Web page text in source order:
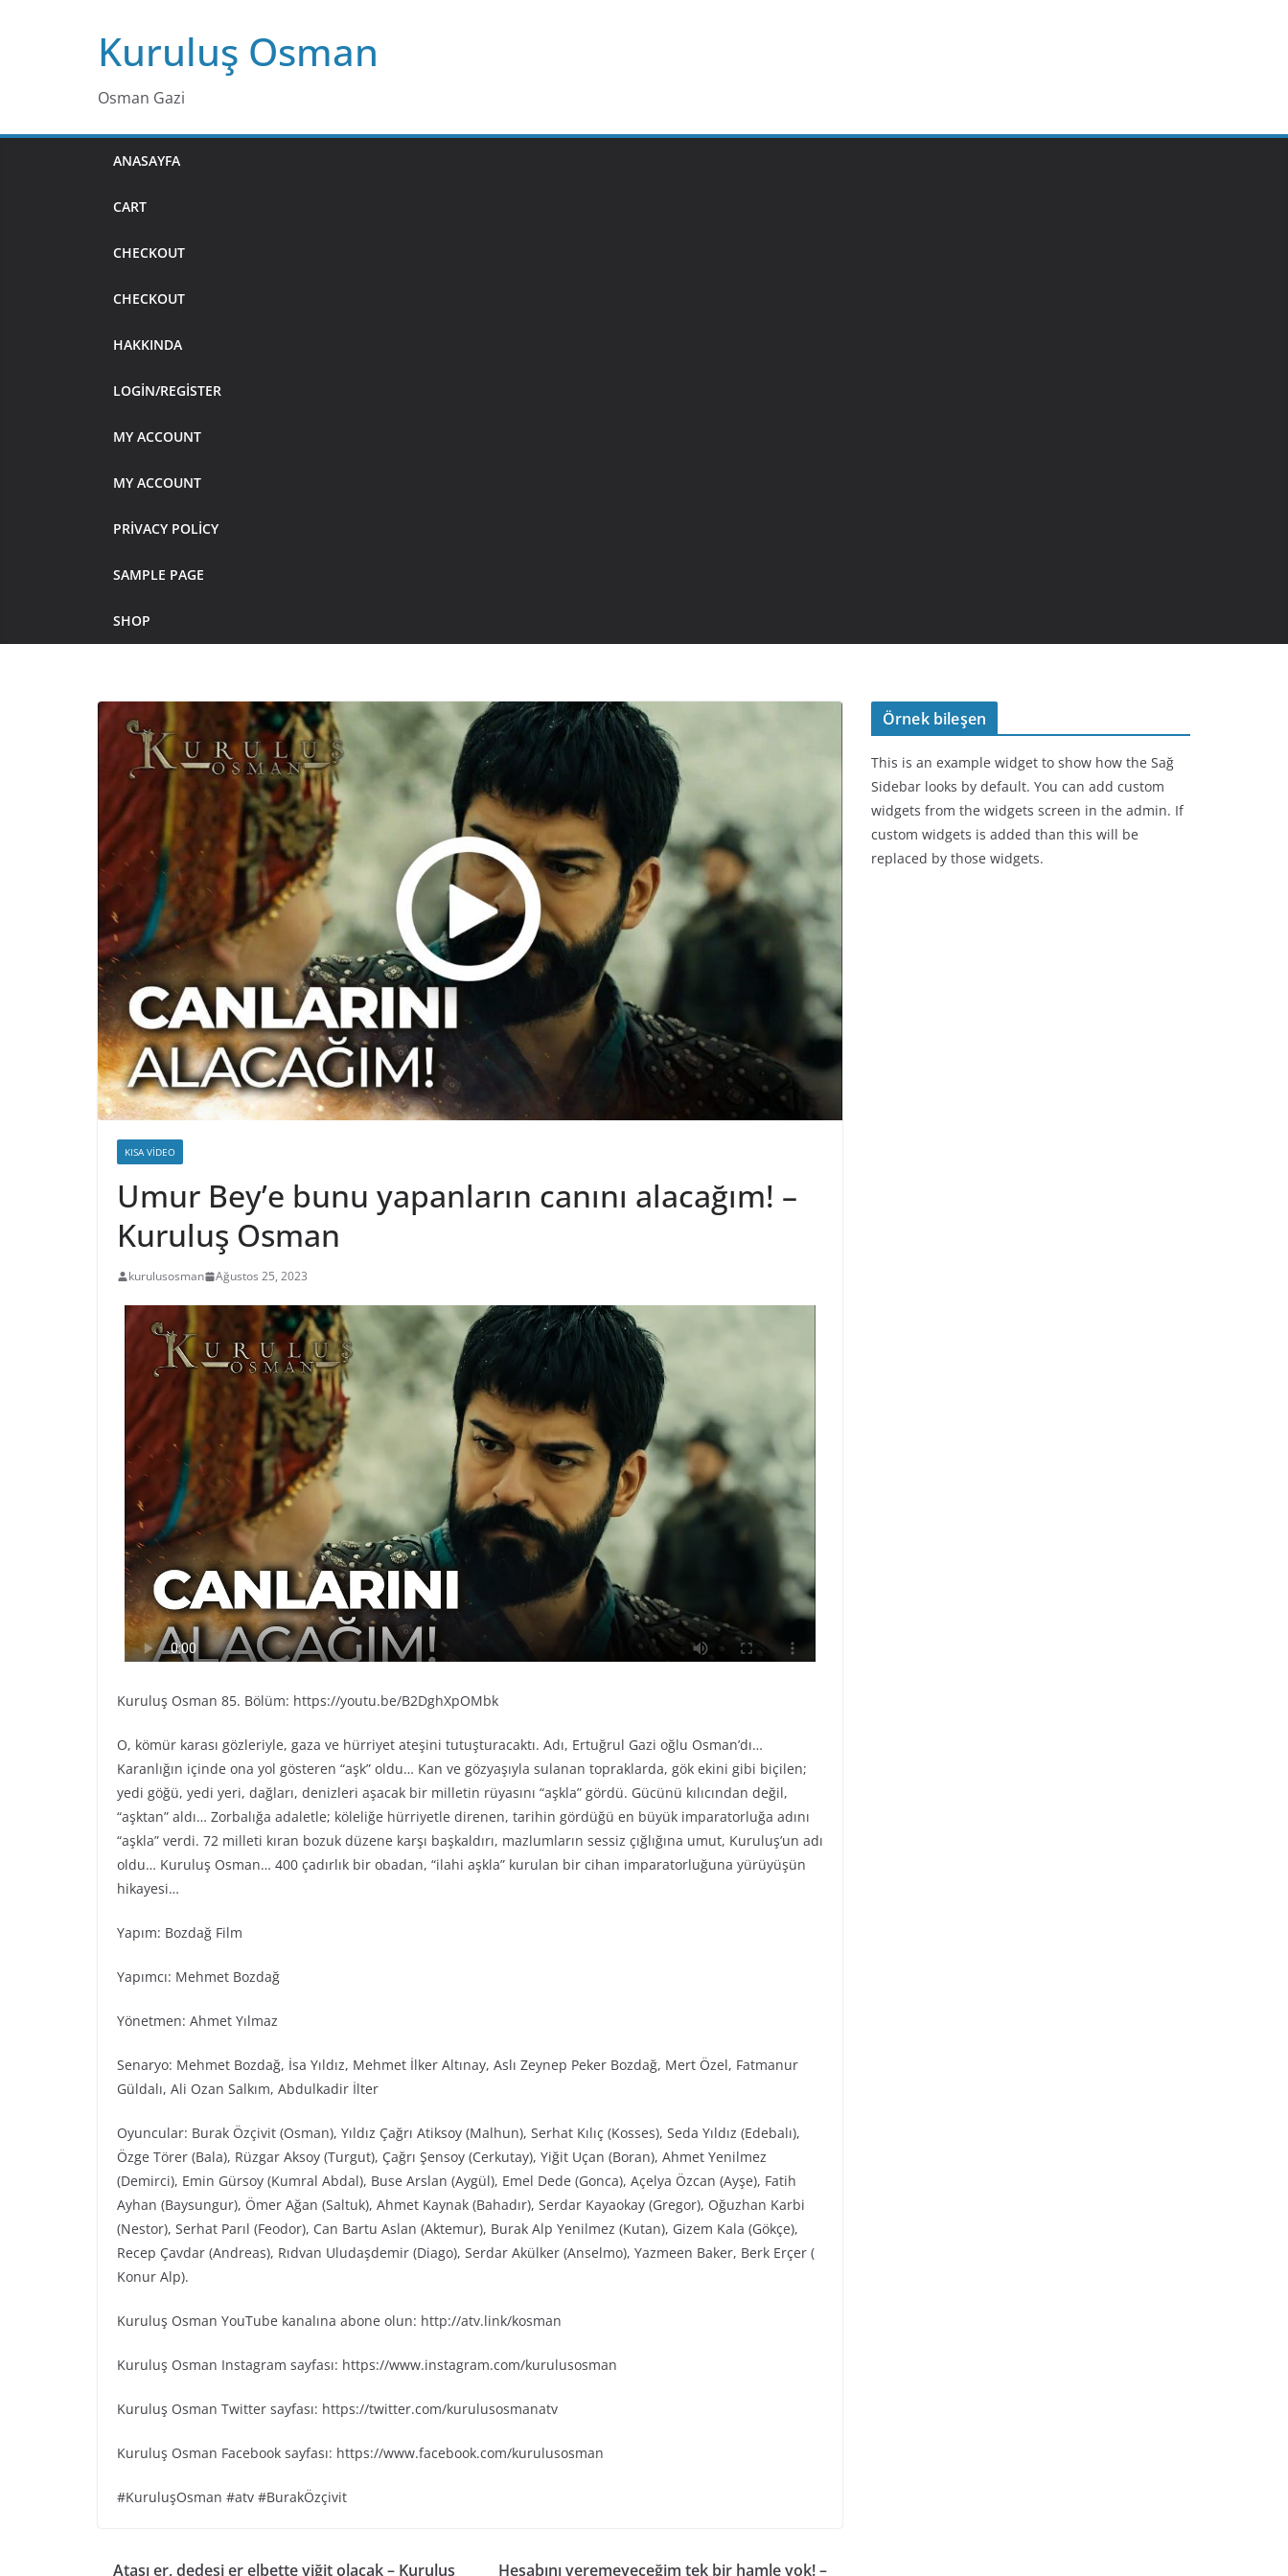
Kuruluş Osman
Osman Gazi
ANASAYFA
CART
CHECKOUT
CHECKOUT
HAKKINDA
LOGIN/REGISTER
MY ACCOUNT
MY ACCOUNT
PRIVACY POLICY
SAMPLE PAGE
SHOP
KISA VIDEO
Umur Bey’e bunu yapanların canını alacağım! –
Kuruluş Osman
kurulusosman Ağustos 25, 2023
Kuruluş Osman 85. Bölüm: https://youtu.be/B2DghXpOMbk
O, kömür karası gözleriyle, gaza ve hürriyet ateşini tutuşturacaktı. Adı, Ertuğrul Gazi oğlu Osman’dı…
Karanlığın içinde ona yol gösteren “aşk” oldu… Kan ve gözyaşıyla sulanan topraklarda, gök ekini gibi biçilen;
yedi göğü, yedi yeri, dağları, denizleri aşacak bir milletin rüyasını “aşkla” gördü. Gücünü kılıcından değil,
“aşktan” aldı… Zorbalığa adaletle; köleliğe hürriyetle direnen, tarihin gördüğü en büyük imparatorluğa adını
“aşkla” verdi. 72 milleti kıran bozuk düzene karşı başkaldırı, mazlumların sessiz çığlığına umut, Kuruluş’un adı
oldu… Kuruluş Osman… 400 çadırlık bir obadan, “ilahi aşkla” kurulan bir cihan imparatorluğuna yürüyüşün
hikayesi…
Yapım: Bozdağ Film
Yapımcı: Mehmet Bozdağ
Yönetmen: Ahmet Yılmaz
Senaryo: Mehmet Bozdağ, İsa Yıldız, Mehmet İlker Altınay, Aslı Zeynep Peker Bozdağ, Mert Özel, Fatmanur
Güldalı, Ali Ozan Salkım, Abdulkadir İlter
Oyuncular: Burak Özçivit (Osman), Yıldız Çağrı Atiksoy (Malhun), Serhat Kılıç (Kosses), Seda Yıldız (Edebalı),
Özge Törer (Bala), Rüzgar Aksoy (Turgut), Çağrı Şensoy (Cerkutay), Yiğit Uçan (Boran), Ahmet Yenilmez
(Demirci), Emin Gürsoy (Kumral Abdal), Buse Arslan (Aygül), Emel Dede (Gonca), Açelya Özcan (Ayşe), Fatih
Ayhan (Baysungur), Ömer Ağan (Saltuk), Ahmet Kaynak (Bahadır), Serdar Kayaokay (Gregor), Oğuzhan Karbi
(Nestor), Serhat Parıl (Feodor), Can Bartu Aslan (Aktemur), Burak Alp Yenilmez (Kutan), Gizem Kala (Gökçe),
Recep Çavdar (Andreas), Rıdvan Uludaşdemir (Diago), Serdar Akülker (Anselmo), Yazmeen Baker, Berk Erçer (
Konur Alp).
Kuruluş Osman YouTube kanalına abone olun: http://atv.link/kosman
Kuruluş Osman Instagram sayfası: https://www.instagram.com/kurulusosman
Kuruluş Osman Twitter sayfası: https://twitter.com/kurulusosmanatv
Kuruluş Osman Facebook sayfası: https://www.facebook.com/kurulusosman
#KuruluşOsman #atv #BurakÖzçivit
Atası er, dedesi er elbette yiğit olacak – Kuruluş Hesabını veremeyeceğim tek bir hamle yok! –
Örnek bileşen
This is an example widget to show how the Sağ
Sidebar looks by default. You can add custom
widgets from the widgets screen in the admin. If
custom widgets is added than this will be
replaced by those widgets.